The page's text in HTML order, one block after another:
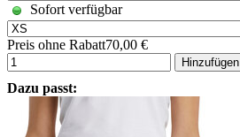
Sofort verfügbar
Preis ohne Rabatt70,00 €
Hinzufügen
Dazu passt: